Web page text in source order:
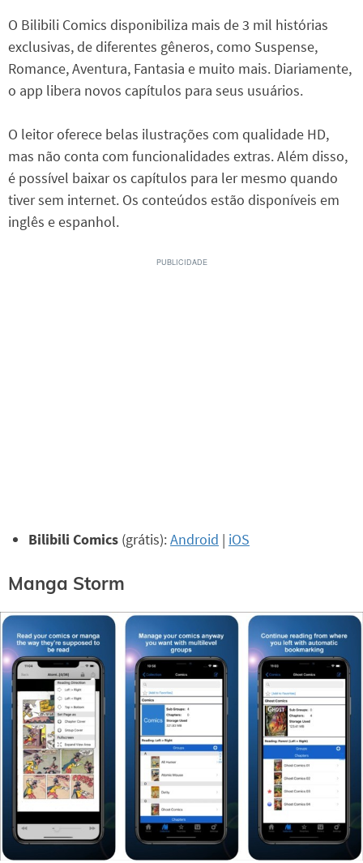
O Bilibili Comics disponibiliza mais de 3 mil histórias
exclusivas, de diferentes gêneros, como Suspense,
Romance, Aventura, Fantasia e muito mais. Diariamente,
o app libera novos capítulos para seus usuários.
O leitor oferece belas ilustrações com qualidade HD,
mas não conta com funcionalidades extras. Além disso,
é possível baixar os capítulos para ler mesmo quando
tiver sem internet. Os conteúdos estão disponíveis em
inglês e espanhol.
Bilibili Comics (grátis):Android | iOS
Manga Storm